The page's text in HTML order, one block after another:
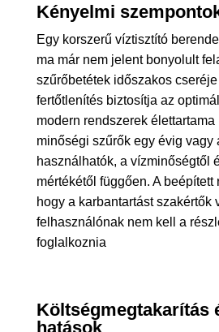
Kényelmi
Egy korszerű víztisztító
ma már nem jelent bonyolult
szűrőbetétek időszakos
fertőtlenítés biztosítja az
modern rendszerek élettartama
minőségi szűrők egy évig vagy
használhatók, a vízminőségtől
mértékétől függően. A beépített
hogy a karbantartást szakértők
felhasználónak nem kell a
foglalkoznia
Költségmegtakarítás
hatások